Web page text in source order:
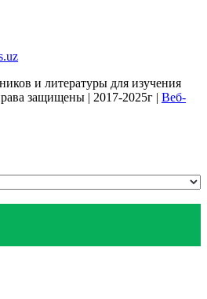
и литературы для изучения
защищены | 2017-2025г | Веб-